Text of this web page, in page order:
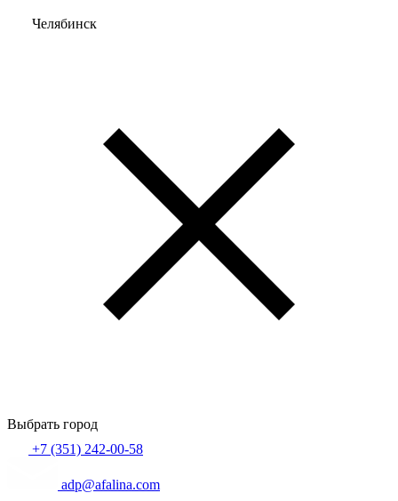
Челябинск
Выбрать город
+7 (351) 242-00-58
adp@afalina.com